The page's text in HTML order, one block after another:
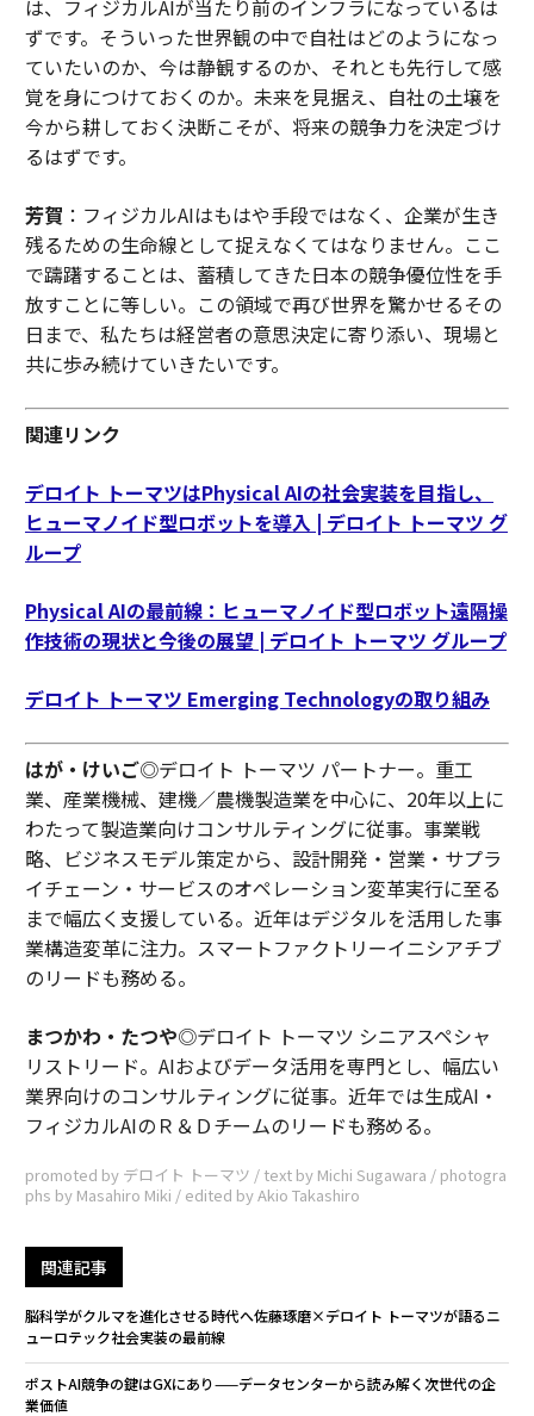
は、フィジカルAIが当たり前のインフラになっているは
ずです。そういった世界観の中で自社はどのようになっ
ていたいのか、今は静観するのか、それとも先行して感
覚を身につけておくのか。未来を見据え、自社の土壌を
今から耕しておく決断こそが、将来の競争力を決定づけ
るはずです。
芳賀 ：フィジカルAIはもはや手段ではなく、企業が生き
残るための生命線として捉えなくてはなりません。ここ
で躊躇することは、蓄積してきた日本の競争優位性を手
放すことに等しい。この領域で再び世界を驚かせるその
日まで、私たちは経営者の意思決定に寄り添い、現場と
共に歩み続けていきたいです。
関連リンク
デロイト トーマツはPhysical AIの社会実装を目指し、
ヒューマノイド型ロボットを導入 | デロイト トーマツ グ
ループ
Physical AIの最前線：ヒューマノイド型ロボット遠隔操
作技術の現状と今後の展望 | デロイト トーマツ グループ
デロイト トーマツ Emerging Technologyの取り組み
はが・けいご◎デロイト トーマツ パートナー。重工
業、産業機械、建機／農機製造業を中心に、20年以上に
わたって製造業向けコンサルティングに従事。事業戦
略、ビジネスモデル策定から、設計開発・営業・サプラ
イチェーン・サービスのオペレーション変革実行に至る
まで幅広く支援している。近年はデジタルを活用した事
業構造変革に注力。スマートファクトリーイニシアチブ
のリードも務める。
まつかわ・たつや◎デロイト トーマツ シニアスペシャ
リストリード。AIおよびデータ活用を専門とし、幅広い
業界向けのコンサルティングに従事。近年では生成AI・
フィジカルAIのＲ＆Ｄチームのリードも務める。
promoted by デロイト トーマツ / text by Michi Sugawara / photogra
phs by Masahiro Miki / edited by Akio Takashiro
関連記事
脳科学がクルマを進化させる時代へ――佐藤琢磨×デロイト トーマツが語るニ
ューロテック社会実装の最前線
ポストAI競争の鍵はGXにあり——データセンターから読み解く次世代の企
業価値